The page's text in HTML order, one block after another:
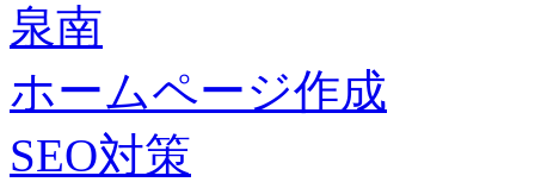
泉南
ホームページ作成
SEO対策